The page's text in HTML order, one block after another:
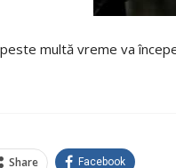
multă vreme va
Share Facebook